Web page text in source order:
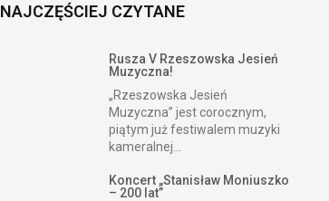
NAJCZĘŚCIEJ CZYTANE
Rusza V Rzeszowska Jesień
Muzyczna!
„Rzeszowska Jesień
Muzyczna” jest corocznym,
piątym już festiwalem muzyki
kameralnej...
Koncert „Stanisław Moniuszko
– 200 lat”